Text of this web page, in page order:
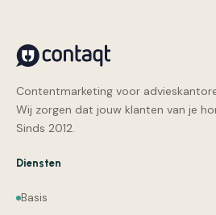
Contentmarketing voor
Wij zorgen dat jouw klanten van je
Sinds 2012.
Diensten
Basis